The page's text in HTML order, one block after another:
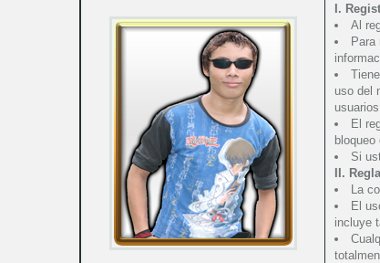
I.
Al
uso del
El
Si
II.
La
El
incluye